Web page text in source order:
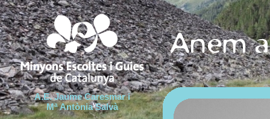
A.E. Jaume Caresmar i
Mª Antònia Salvà